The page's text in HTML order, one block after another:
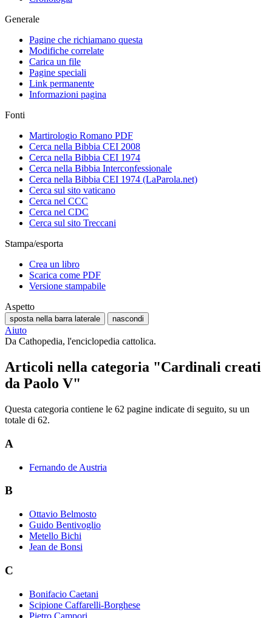
Generale
Pagine che richiamano questa
Modifiche correlate
Carica un file
Pagine speciali
Link permanente
Informazioni pagina
Fonti
Martirologio Romano PDF
Cerca nella Bibbia CEI 2008
Cerca nella Bibbia CEI 1974
Cerca nella Bibbia Interconfessionale
Cerca nella Bibbia CEI 1974 (LaParola.net)
Cerca sul sito vaticano
Cerca nel CCC
Cerca nel CDC
Cerca sul sito Treccani
Stampa/esporta
Crea un libro
Scarica come PDF
Versione stampabile
Aspetto
sposta nella barra laterale nascondi
Aiuto
Da Cathopedia, l'enciclopedia cattolica.
Articoli nella categoria "Cardinali creati
da Paolo V"
Questa categoria contiene le 62 pagine indicate di seguito, su un
totale di 62.
A
Fernando de Austria
B
Ottavio Belmosto
Guido Bentivoglio
Metello Bichi
Jean de Bonsi
C
Bonifacio Caetani
Scipione Caffarelli-Borghese
Pietro Campori